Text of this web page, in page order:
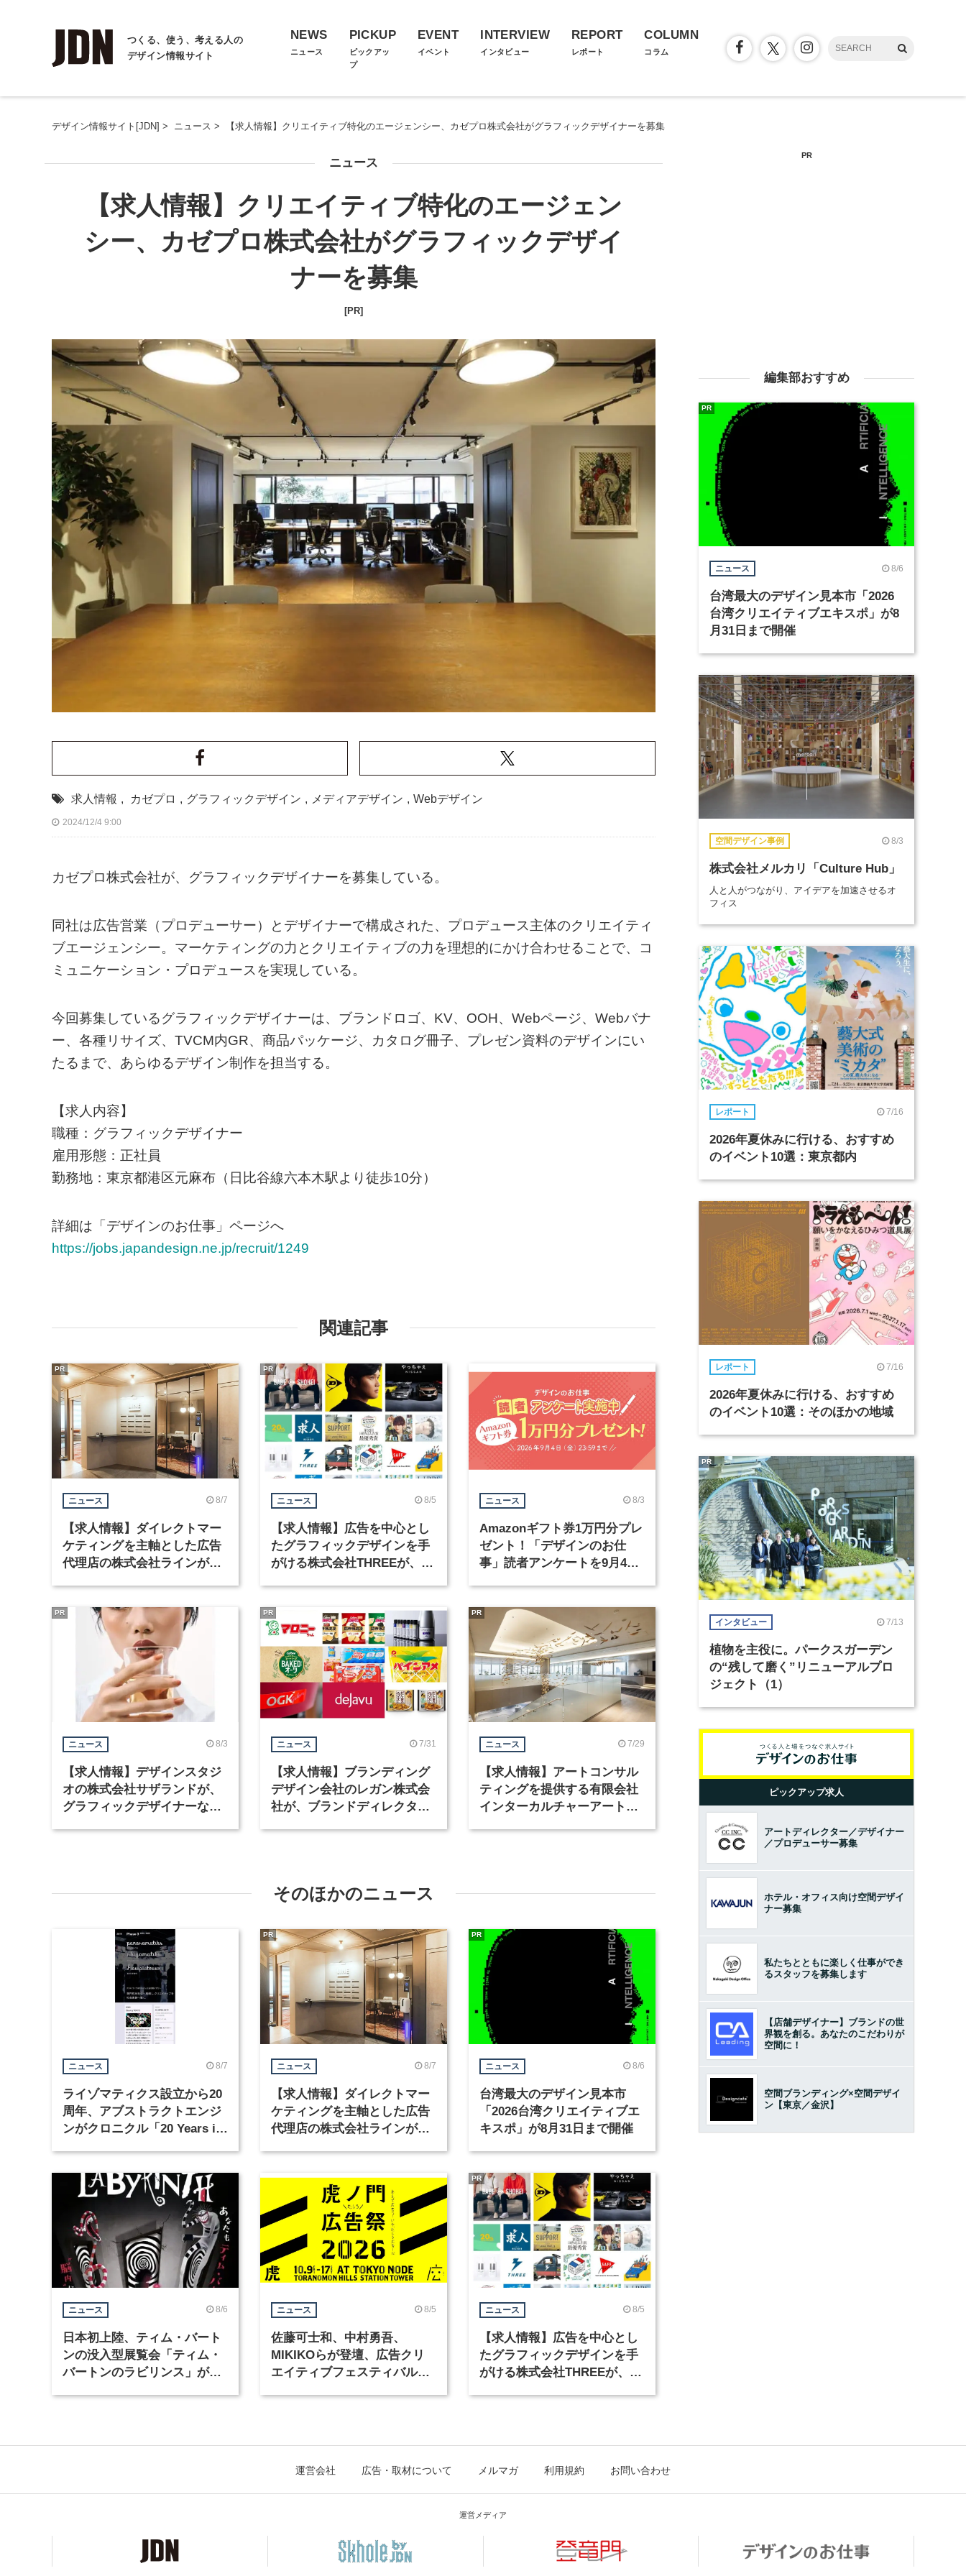
つくる、使う、考える人の
デザイン情報サイト
NEWS
ニュース
PICKUP
ピックアッ
プ
EVENT
イベント
INTERVIEW
インタビュー
REPORT
レポート
COLUMN
コラム
デザイン情報サイト[JDN] > ニュース > 【求人情報】クリエイティブ特化のエージェンシー、カゼプロ株式会社がグラフィックデザイナーを募集
ニュース
【求人情報】クリエイティブ特化のエージェン
シー、カゼプロ株式会社がグラフィックデザイ
ナーを募集
[PR]
求人情報 , カゼプロ , グラフィックデザイン , メディアデザイン , Webデザイン
2024/12/4 9:00
カゼプロ株式会社が、グラフィックデザイナーを募集している。
同社は広告営業（プロデューサー）とデザイナーで構成された、プロデュース主体のクリエイティ
ブエージェンシー。マーケティングの力とクリエイティブの力を理想的にかけ合わせることで、コ
ミュニケーション・プロデュースを実現している。
今回募集しているグラフィックデザイナーは、ブランドロゴ、KV、OOH、Webページ、Webバナ
ー、各種リサイズ、TVCM内GR、商品パッケージ、カタログ冊子、プレゼン資料のデザインにい
たるまで、あらゆるデザイン制作を担当する。
【求人内容】
職種：グラフィックデザイナー
雇用形態：正社員
勤務地：東京都港区元麻布（日比谷線六本木駅より徒歩10分）
詳細は「デザインのお仕事」ページへ
https://jobs.japandesign.ne.jp/recruit/1249
関連記事
ニュース 8/7
【求人情報】ダイレクトマー
ケティングを主軸とした広告
代理店の株式会社ラインが、
PR
ニュース 8/5
【求人情報】広告を中心とし
たグラフィックデザインを手
がける株式会社THREEが、グ
PR
ニュース 8/3
Amazonギフト券1万円分プレ
ゼント！「デザインのお仕
事」読者アンケートを9月4日
ニュース 8/3
【求人情報】デザインスタジ
オの株式会社サザランドが、
グラフィックデザイナーなど2
PR
ニュース 7/31
【求人情報】ブランディング
デザイン会社のレガン株式会
社が、ブランドディレクター
PR
ニュース 7/29
【求人情報】アートコンサル
ティングを提供する有限会社
インターカルチャーアート
PR
そのほかのニュース
ニュース 8/7
ライゾマティクス設立から20
周年、アブストラクトエンジ
ンがクロニクル「20 Years in
ニュース 8/7
【求人情報】ダイレクトマー
ケティングを主軸とした広告
代理店の株式会社ラインが、
PR
ニュース 8/6
台湾最大のデザイン見本市
「2026台湾クリエイティブエ
キスポ」が8月31日まで開催
PR
ニュース 8/6
日本初上陸、ティム・バート
ンの没入型展覧会「ティム・
バートンのラビリンス」が東
ニュース 8/5
佐藤可士和、中村勇吾、
MIKIKOらが登壇、広告クリ
エイティブフェスティバル
ニュース 8/5
【求人情報】広告を中心とし
たグラフィックデザインを手
がける株式会社THREEが、グ
PR
PR
編集部おすすめ
ニュース 8/6
台湾最大のデザイン見本市「2026
台湾クリエイティブエキスポ」が8
月31日まで開催
PR
空間デザイン事例 8/3
株式会社メルカリ「Culture Hub」
人と人がつながり、アイデアを加速させるオ
フィス
レポート 7/16
2026年夏休みに行ける、おすすめ
のイベント10選：東京都内
レポート 7/16
2026年夏休みに行ける、おすすめ
のイベント10選：そのほかの地域
インタビュー 7/13
植物を主役に。パークスガーデン
の“残して磨く”リニューアルプロ
ジェクト（1）
PR
ピックアップ求人
アートディレクター／デザイナー
／プロデューサー募集
ホテル・オフィス向け空間デザイ
ナー募集
私たちとともに楽しく仕事ができ
るスタッフを募集します
【店舗デザイナー】ブランドの世
界観を創る。あなたのこだわりが
空間に！
空間ブランディング×空間デザイ
ン【東京／金沢】
運営会社 広告・取材について メルマガ 利用規約 お問い合わせ
運営メディア